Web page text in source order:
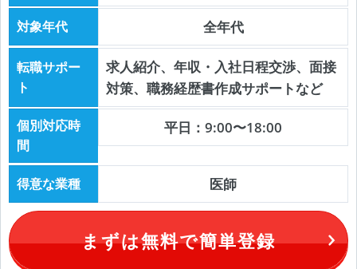
対象年代 全年代
転職サポー
ト
求人紹介、年収・入社日程交渉、面接
対策、職務経歴書作成サポートなど
個別対応時
間
平日：9:00〜18:00
得意な業種 医師
まずは無料で簡単登録